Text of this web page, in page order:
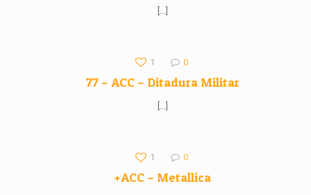
[…]
1 0
77 – ACC – Ditadura Militar
[…]
1 0
+ACC – Metallica